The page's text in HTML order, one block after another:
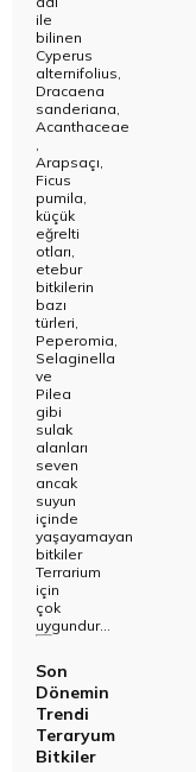
ile
bilinen
Cyperus
alternifolius,
Dracaena
sanderiana,
Acanthaceae
,
Arapsaçı,
Ficus
pumila,
küçük
eğrelti
otları,
etebur
bitkilerin
bazı
türleri,
Peperomia,
Selaginella
ve
Pilea
gibi
sulak
alanları
seven
ancak
suyun
içinde
yaşayamayan
bitkiler
Terrarium
için
çok
uygundur...
Son
Dönemin
Trendi
Teraryum
Bitkiler